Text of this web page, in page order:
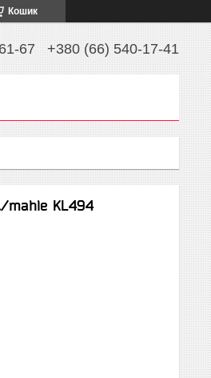
Кошик
67 +380 (66) 540-17-41
mahle KL494